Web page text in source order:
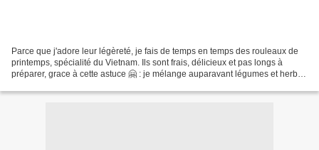
Parce que j'adore leur légèreté, je fais de temps en temps des rouleaux de
printemps, spécialité du Vietnam. Ils sont frais, délicieux et pas longs à
préparer, grace à cette astuce 🤗 : je mélange auparavant légumes et herbes